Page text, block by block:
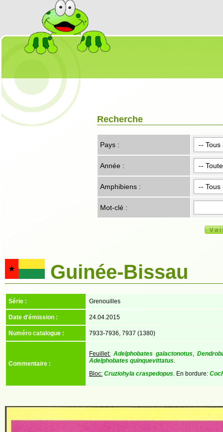
Recherche
Pays :
Année :
Amphibiens :
Mot-clé :
Guinée-Bissau
Série : Grenouilles
Date d'émission : 24.04.2015
Numéro catalogue : 7933-7936, 7937 (1380)
Commentaire :
Feuillet: Adelphobates galactonotus ,
Adelphobates quinquevittatus
Bloc: Cruziohyla craspedopus . En bordure: